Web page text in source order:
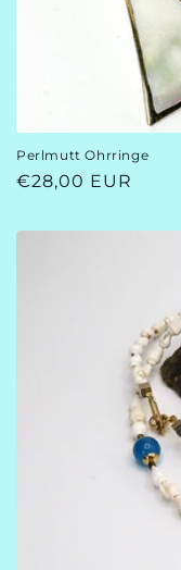
Perlmutt Ohrringe
Normaler
€28,00 EUR